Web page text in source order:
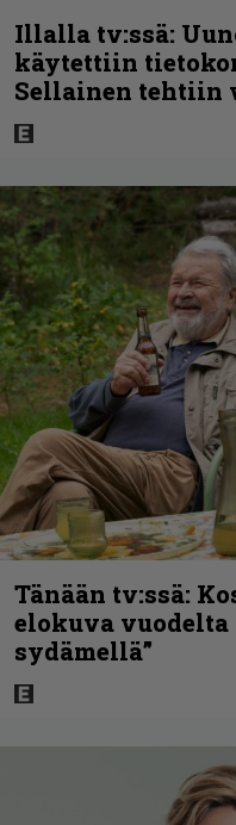
Illalla tv:ssä:
käytettiin
Sellainen tehtiin
Tänään tv:ssä:
elokuva vuodelta
sydämellä”